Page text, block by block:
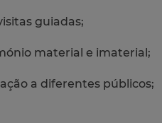
guiadas;
material e imaterial;
a diferentes públicos;